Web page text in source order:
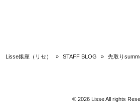
Lisse銀座（リセ） » STAFF BLOG » 先取り
© 2026 Lisse All rights